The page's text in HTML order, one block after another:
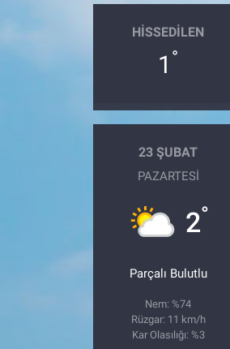
HISSEDILEN
1 °
23 ŞUBAT
PAZARTESI
2°
Parçalı Bulutlu
Nem: %74
Rüzgar: 11 km/h
Kar Olasılığı: %3